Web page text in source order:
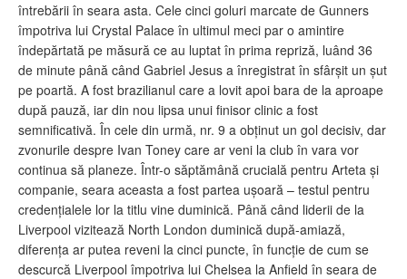
întrebării în seara asta. Cele cinci goluri marcate de Gunners
împotriva lui Crystal Palace în ultimul meci par o amintire
îndepărtată pe măsură ce au luptat în prima repriză, luând 36
de minute până când Gabriel Jesus a înregistrat în sfârșit un șut
pe poartă. A fost brazilianul care a lovit apoi bara de la aproape
după pauză, iar din nou lipsa unui finisor clinic a fost
semnificativă. În cele din urmă, nr. 9 a obținut un gol decisiv, dar
zvonurile despre Ivan Toney care ar veni la club în vara vor
continua să planeze. Într-o săptămână crucială pentru Arteta și
companie, seara aceasta a fost partea ușoară – testul pentru
credențialele lor la titlu vine duminică. Până când liderii de la
Liverpool vizitează North London duminică după-amiază,
diferența ar putea reveni la cinci puncte, în funcție de cum se
descurcă Liverpool împotriva lui Chelsea la Anfield în seara de